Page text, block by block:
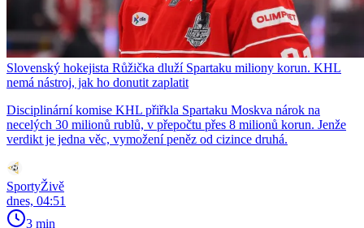
Slovenský hokejista Růžička dluží Spartaku miliony korun. KHL
nemá nástroj, jak ho donutit zaplatit
Disciplinární komise KHL přiřkla Spartaku Moskva nárok na
necelých 30 milionů rublů, v přepočtu přes 8 milionů korun. Jenže
verdikt je jedna věc, vymožení peněz od cizince druhá.
SportyŽivě
dnes, 04:51
3 min